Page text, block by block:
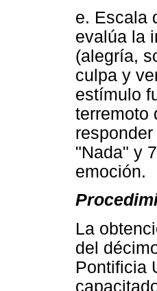
e. Escala
evalúa la
(alegría,
culpa y
estímulo
terremoto
"Nada" y
emoción.
La
del
Pontificia